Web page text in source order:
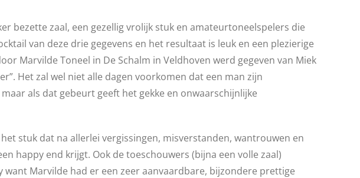
bezette zaal, een gezellig vrolijk stuk en amateurtoneelspelers die
van deze drie gegevens en het resultaat is leuk en een plezierige
Marvilde Toneel in De Schalm in Veldhoven werd gegeven van Miek
Het zal wel niet alle dagen voorkomen dat een man zijn
als dat gebeurt geeft het gekke en onwaarschijnlijke
stuk dat na allerlei vergissingen, misverstanden, wantrouwen en
happy end krijgt. Ook de toeschouwers (bijna een volle zaal)
want Marvilde had er een zeer aanvaardbare, bijzondere prettige